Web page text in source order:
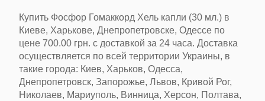
Купить Фосфор Гомаккорд Хель капли (30 мл.) в
Киеве, Харькове, Днепропетровске, Одессе по
цене 700.00 грн. с доставкой за 24 часа. Доставка
осуществляется по всей территории Украины, в
такие города: Киев, Харьков, Одесса,
Днепропетровск, Запорожье, Львов, Кривой Рог,
Николаев, Мариуполь, Винница, Херсон, Полтава,